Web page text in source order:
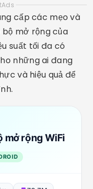
cấp các mẹo và
mở rộng của
suất tối đa có
những ai đang
và hiệu quả để
mở rộng WiFi